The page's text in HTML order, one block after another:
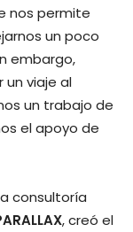
nos permite
un poco
embargo,
un viaje al
un trabajo de
el apoyo de
consultoría
, creó el